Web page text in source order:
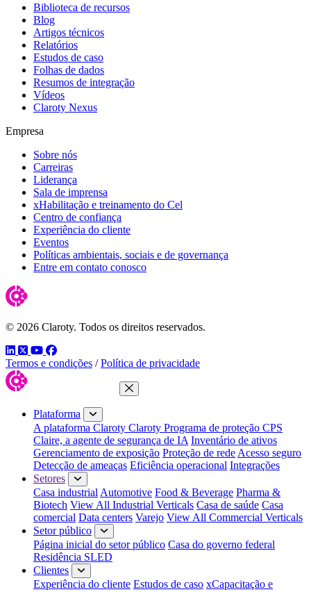
Biblioteca de recursos
Blog
Artigos técnicos
Relatórios
Estudos de caso
Folhas de dados
Resumos de integração
Vídeos
Claroty Nexus
Empresa
Sobre nós
Carreiras
Liderança
Sala de imprensa
xHabilitação e treinamento do Cel
Centro de confiança
Experiência do cliente
Eventos
Políticas ambientais, sociais e de governança
Entre em contato conosco
© 2026 Claroty. Todos os direitos reservados.
LinkedIn
TwitterYouTube
Facebook
Termos e condições / Política de privacidade
Fechar menu
Plataforma
A plataforma Claroty Claroty Programa de proteção CPS
Claire, a agente de segurança de IA Inventário de ativos
Gerenciamento de exposição Proteção de rede Acesso seguro
Detecção de ameaças Eficiência operacional Integrações
Setores
Casa industrial Automotive Food & Beverage Pharma &
Biotech View All Industrial Verticals Casa de saúde Casa
comercial Data centers Varejo View All Commercial Verticals
Setor público
Página inicial do setor público Casa do governo federal
Residência SLED
Clientes
Experiência do cliente Estudos de caso xCapacitação e